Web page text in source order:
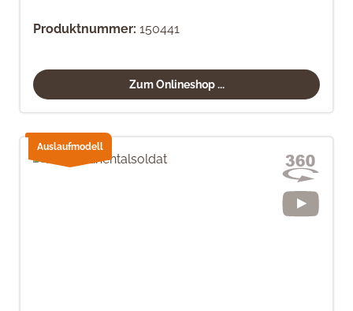
Produktnummer: 150441
Zum Onlineshop ...
Auslaufmodell